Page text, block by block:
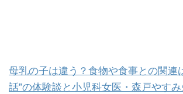
母乳の子は違う？食物や食事との関連
話”の体験談と小児科女医・森戸やす